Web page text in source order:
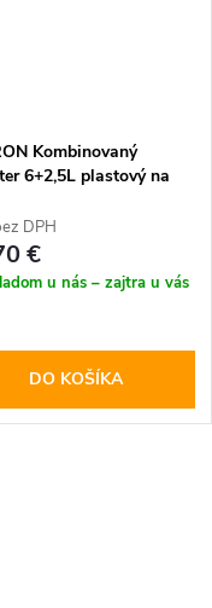
Kombinovaný
6+2,5L plastový na
DPH
€
u nás – zajtra u vás
DO KOŠÍKA